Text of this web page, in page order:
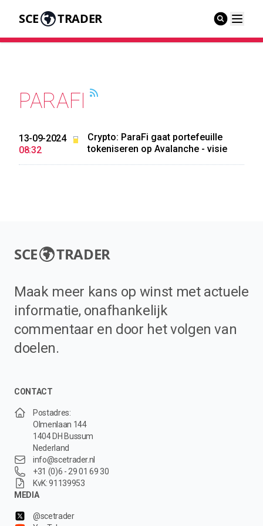
SCE TRADER
PARAFI
13-09-2024
08:32
Crypto: ParaFi gaat portefeuille
tokeniseren op Avalanche - visie
SCE TRADER
Maak meer kans op winst met actuele
informatie, onafhankelijk
commentaar en door het volgen van
doelen.
CONTACT
Postadres:
Olmenlaan 144
1404 DH Bussum
Nederland
info@scetrader.nl
+31 (0)6 - 29 01 69 30
KvK: 91139953
MEDIA
@scetrader